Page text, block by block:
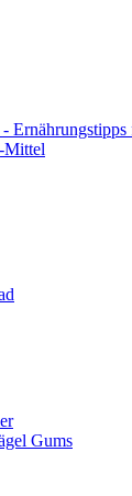
Mittel
Gums